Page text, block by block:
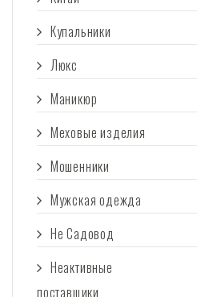
Купальники
Люкс
Маникюр
Меховые изделия
Мошенники
Мужская одежда
Не Садовод
Неактивные
поставщики